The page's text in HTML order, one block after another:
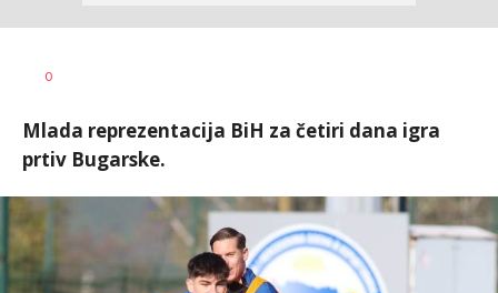
AUTOR
0
Mlada reprezentacija BiH za četiri dana igra
prtiv Bugarske.